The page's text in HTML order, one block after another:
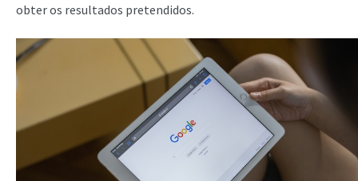
obter os resultados pretendidos.